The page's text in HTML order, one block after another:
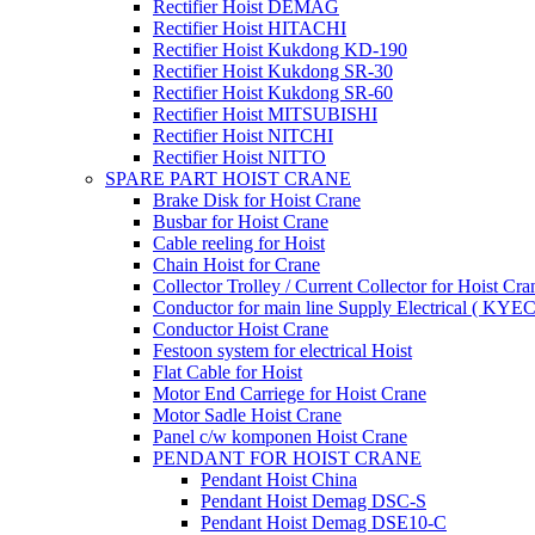
Rectifier Hoist DEMAG
Rectifier Hoist HITACHI
Rectifier Hoist Kukdong KD-190
Rectifier Hoist Kukdong SR-30
Rectifier Hoist Kukdong SR-60
Rectifier Hoist MITSUBISHI
Rectifier Hoist NITCHI
Rectifier Hoist NITTO
SPARE PART HOIST CRANE
Brake Disk for Hoist Crane
Busbar for Hoist Crane
Cable reeling for Hoist
Chain Hoist for Crane
Collector Trolley / Current Collector for Hoist
Conductor for main line Supply Electrical (
Conductor Hoist Crane
Festoon system for electrical Hoist
Flat Cable for Hoist
Motor End Carriege for Hoist Crane
Motor Sadle Hoist Crane
Panel c/w komponen Hoist Crane
PENDANT FOR HOIST CRANE
Pendant Hoist China
Pendant Hoist Demag DSC-S
Pendant Hoist Demag DSE10-C